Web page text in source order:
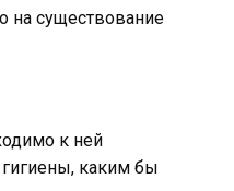
на существование
к ней
каким бы